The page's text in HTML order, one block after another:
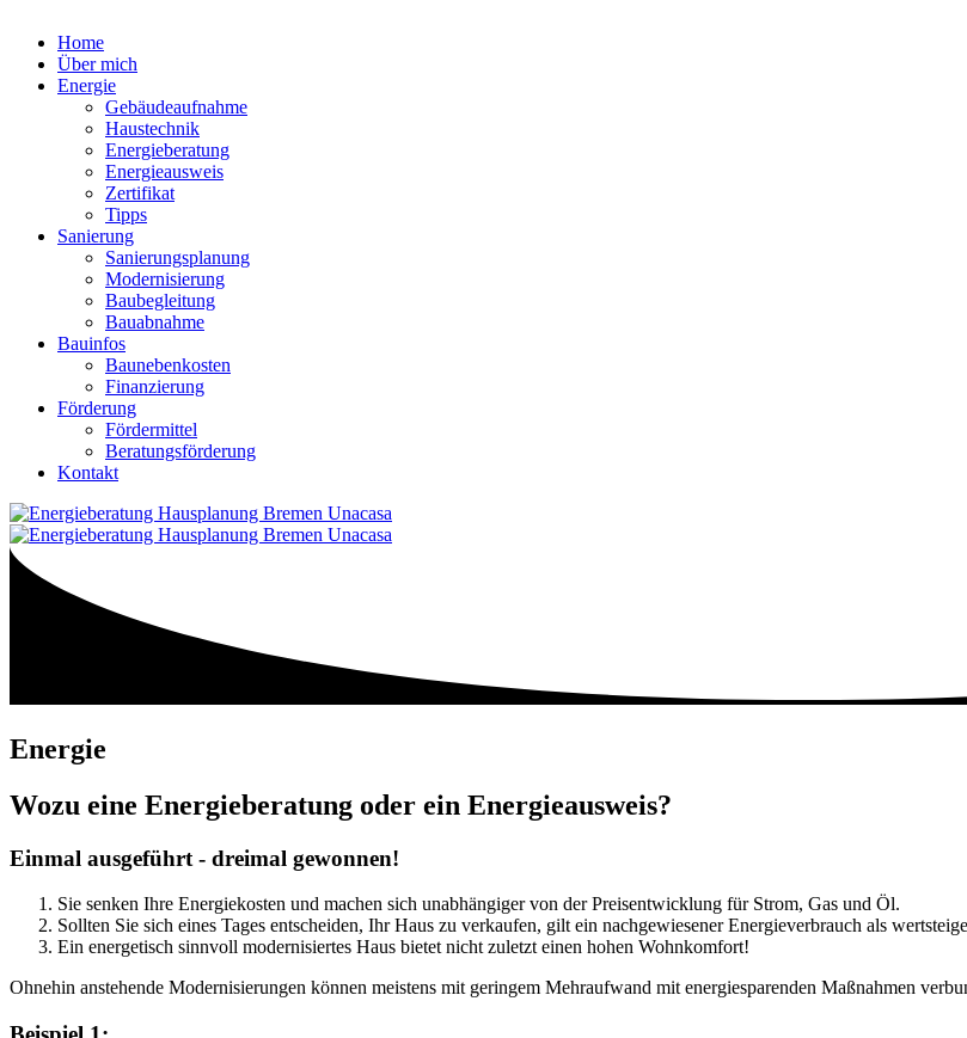
Home
Über mich
Energie
Gebäudeaufnahme
Haustechnik
Energieberatung
Energieausweis
Zertifikat
Tipps
Sanierung
Sanierungsplanung
Modernisierung
Baubegleitung
Bauabnahme
Bauinfos
Baunebenkosten
Finanzierung
Förderung
Fördermittel
Beratungsförderung
Kontakt
Energie
Wozu eine Energieberatung oder ein Energieausweis?
Einmal ausgeführt - dreimal gewonnen!
Sie senken Ihre Energiekosten und machen sich unabhängiger von der Preisentwicklung für Strom, Gas und Öl.
Sollten Sie sich eines Tages entscheiden, Ihr Haus zu verkaufen, gilt ein nachgewiesener Energieverbrauch als
Ein energetisch sinnvoll modernisiertes Haus bietet nicht zuletzt einen hohen Wohnkomfort!
Ohnehin anstehende Modernisierungen können meistens mit geringem Mehraufwand mit energiesparenden Maßnahmen